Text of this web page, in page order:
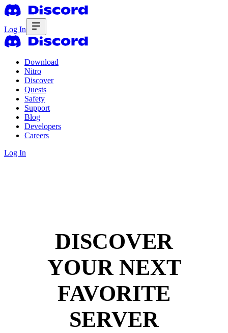
Log In
Download
Nitro
Discover
Quests
Safety
Support
Blog
Developers
Careers
Log In
DISCOVER
YOUR NEXT
FAVORITE
SERVER